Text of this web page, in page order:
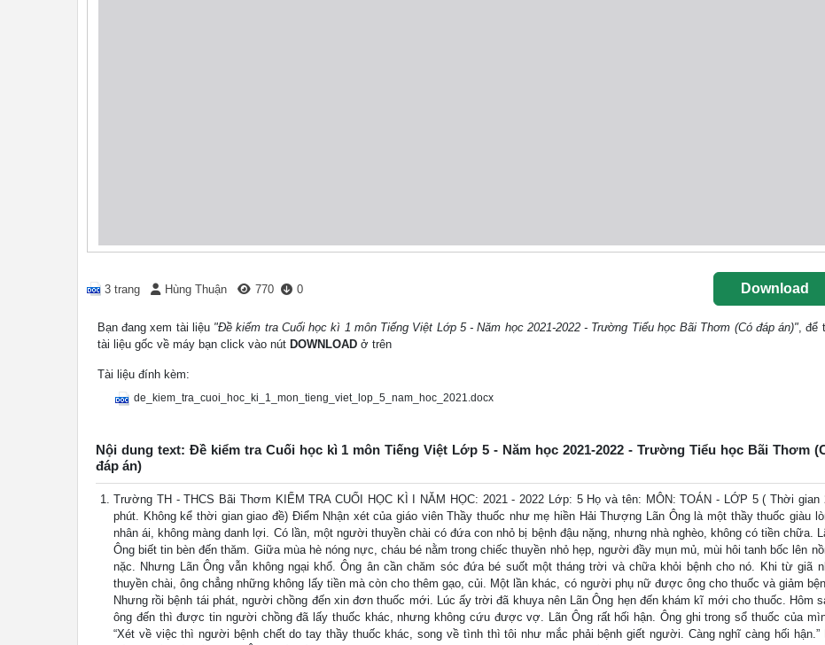
3 trang Hùng Thuận 770 0 Download
Bạn đang xem tài liệu "Đề kiểm tra Cuối học kì 1 môn Tiếng Việt Lớp 5 - Năm học 2021-2022 - Trường Tiểu học Bãi Thơm (Có đáp án)", để
tài liệu gốc về máy bạn click vào nút DOWNLOAD ở trên
Tài liệu đính kèm:
de_kiem_tra_cuoi_hoc_ki_1_mon_tieng_viet_lop_5_nam_hoc_2021.docx
Nội dung text: Đề kiểm tra Cuối học kì 1 môn Tiếng Việt Lớp 5 - Năm học 2021-2022 - Trường Tiểu học Bãi Thơm
đáp án)
Trường TH - THCS Bãi Thơm KIỂM TRA CUỐI HỌC KÌ I NĂM HỌC: 2021 - 2022 Lớp: 5 Họ và tên: MÔN: TOÁN - LỚP 5 ( Thời gian
phút. Không kể thời gian giao đề) Điểm Nhận xét của giáo viên Thầy thuốc như mẹ hiền Hải Thượng Lãn Ông là một thầy thuốc giàu
nhân ái, không màng danh lợi. Có lần, một người thuyền chài có đứa con nhỏ bị bệnh đậu nặng, nhưng nhà nghèo, không có tiền chữa.
Ông biết tin bèn đến thăm. Giữa mùa hè nóng nực, cháu bé nằm trong chiếc thuyền nhỏ hẹp, người đầy mụn mủ, mùi hôi tanh bốc lên
nặc. Nhưng Lãn Ông vẫn không ngại khổ. Ông ân cần chăm sóc đứa bé suốt một tháng trời và chữa khỏi bệnh cho nó. Khi từ giã
thuyền chài, ông chẳng những không lấy tiền mà còn cho thêm gạo, củi. Một lần khác, có người phụ nữ được ông cho thuốc và giảm
Nhưng rồi bệnh tái phát, người chồng đến xin đơn thuốc mới. Lúc ấy trời đã khuya nên Lãn Ông hẹn đến khám kĩ mới cho thuốc. Hôm
ông đến thì được tin người chồng đã lấy thuốc khác, nhưng không cứu được vợ. Lãn Ông rất hối hận. Ông ghi trong sổ thuốc của
“Xét về việc thì người bệnh chết do tay thầy thuốc khác, song về tình thì tôi như mắc phải bệnh giết người. Càng nghĩ càng hối hận.”